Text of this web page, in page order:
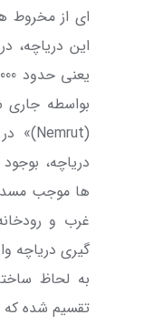
ای از مخروط
این دریاچه،
بواسطه
(
Nemrut
دریاچه،
ها موجب
غرب و
گیری دریاچه
به لحاظ
تقسیم شده